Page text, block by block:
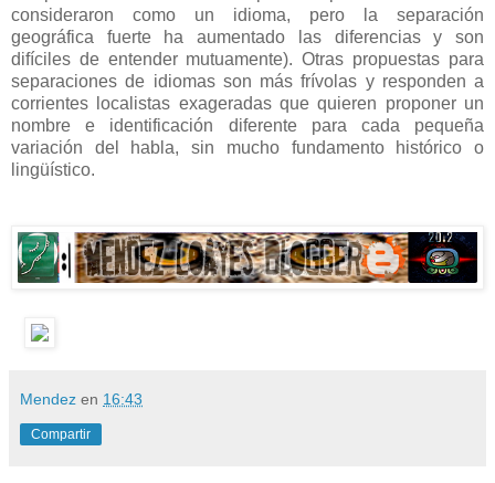
consideraron como un idioma, pero la separación
geográfica fuerte ha aumentado las diferencias y son
difíciles de entender mutuamente). Otras propuestas para
separaciones de idiomas son más frívolas y responden a
corrientes localistas exageradas que quieren proponer un
nombre e identificación diferente para cada pequeña
variación del habla, sin mucho fundamento histórico o
lingüístico.
Mendez en 16:43
Compartir